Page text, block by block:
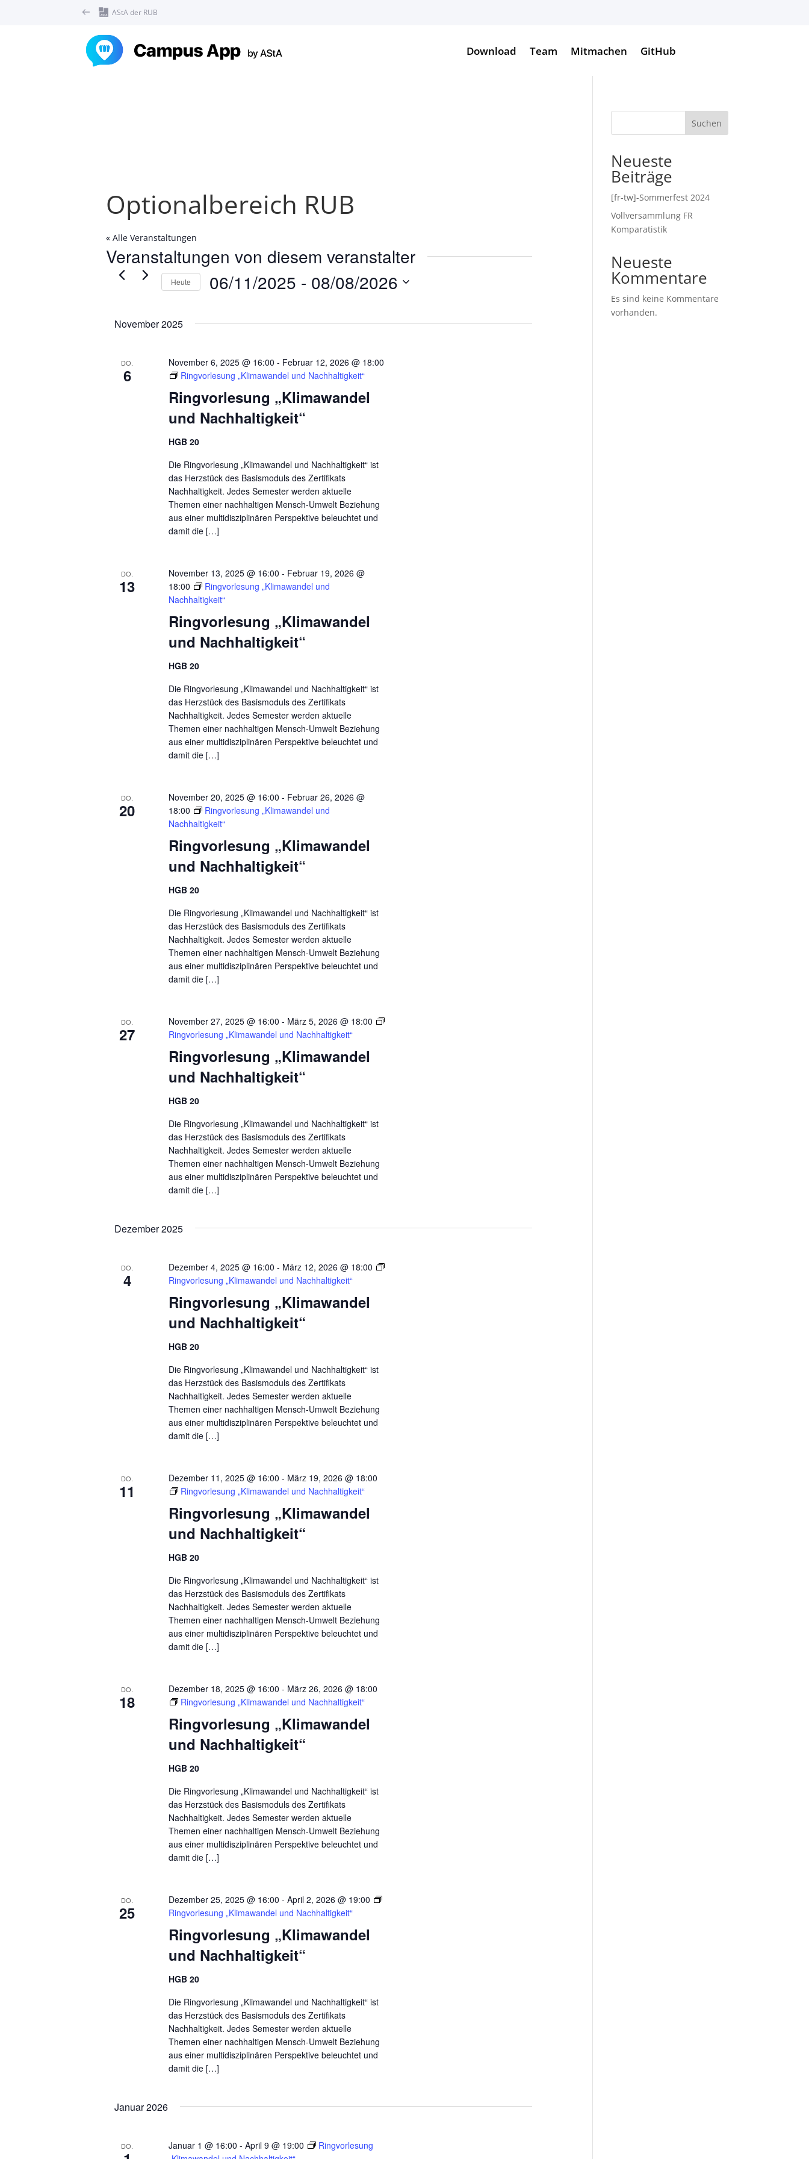
AStA der RUB
Download Team Mitmachen GitHub
Optionalbereich RUB
« Alle Veranstaltungen
Veranstaltungen von diesem veranstalter
Heute 06/11/2025 - 08/08/2026
November 2025
DO.
6
Ringvorlesung „Klimawandel
und Nachhaltigkeit“
November 6, 2025 @ 16:00 - Februar 12, 2026 @ 18:00
Ringvorlesung „Klimawandel und Nachhaltigkeit“
HGB 20
Die Ringvorlesung „Klimawandel und Nachhaltigkeit“ ist
das Herzstück des Basismoduls des Zertifikats
Nachhaltigkeit. Jedes Semester werden aktuelle
Themen einer nachhaltigen Mensch-Umwelt Beziehung
aus einer multidisziplinären Perspektive beleuchtet und
damit die […]
DO.
13
Ringvorlesung „Klimawandel
und Nachhaltigkeit“
November 13, 2025 @ 16:00 - Februar 19, 2026 @
18:00
Ringvorlesung „Klimawandel und
Nachhaltigkeit“
HGB 20
Die Ringvorlesung „Klimawandel und Nachhaltigkeit“ ist
das Herzstück des Basismoduls des Zertifikats
Nachhaltigkeit. Jedes Semester werden aktuelle
Themen einer nachhaltigen Mensch-Umwelt Beziehung
aus einer multidisziplinären Perspektive beleuchtet und
damit die […]
DO.
20
Ringvorlesung „Klimawandel
und Nachhaltigkeit“
November 20, 2025 @ 16:00 - Februar 26, 2026 @
18:00
Ringvorlesung „Klimawandel und
Nachhaltigkeit“
HGB 20
Die Ringvorlesung „Klimawandel und Nachhaltigkeit“ ist
das Herzstück des Basismoduls des Zertifikats
Nachhaltigkeit. Jedes Semester werden aktuelle
Themen einer nachhaltigen Mensch-Umwelt Beziehung
aus einer multidisziplinären Perspektive beleuchtet und
damit die […]
DO.
27
Ringvorlesung „Klimawandel
und Nachhaltigkeit“
November 27, 2025 @ 16:00 - März 5, 2026 @ 18:00
Ringvorlesung „Klimawandel und Nachhaltigkeit“
HGB 20
Die Ringvorlesung „Klimawandel und Nachhaltigkeit“ ist
das Herzstück des Basismoduls des Zertifikats
Nachhaltigkeit. Jedes Semester werden aktuelle
Themen einer nachhaltigen Mensch-Umwelt Beziehung
aus einer multidisziplinären Perspektive beleuchtet und
damit die […]
Dezember 2025
DO.
4
Ringvorlesung „Klimawandel
und Nachhaltigkeit“
Dezember 4, 2025 @ 16:00 - März 12, 2026 @ 18:00
Ringvorlesung „Klimawandel und Nachhaltigkeit“
HGB 20
Die Ringvorlesung „Klimawandel und Nachhaltigkeit“ ist
das Herzstück des Basismoduls des Zertifikats
Nachhaltigkeit. Jedes Semester werden aktuelle
Themen einer nachhaltigen Mensch-Umwelt Beziehung
aus einer multidisziplinären Perspektive beleuchtet und
damit die […]
DO.
11
Ringvorlesung „Klimawandel
und Nachhaltigkeit“
Dezember 11, 2025 @ 16:00 - März 19, 2026 @ 18:00
Ringvorlesung „Klimawandel und Nachhaltigkeit“
HGB 20
Die Ringvorlesung „Klimawandel und Nachhaltigkeit“ ist
das Herzstück des Basismoduls des Zertifikats
Nachhaltigkeit. Jedes Semester werden aktuelle
Themen einer nachhaltigen Mensch-Umwelt Beziehung
aus einer multidisziplinären Perspektive beleuchtet und
damit die […]
DO.
18
Ringvorlesung „Klimawandel
und Nachhaltigkeit“
Dezember 18, 2025 @ 16:00 - März 26, 2026 @ 18:00
Ringvorlesung „Klimawandel und Nachhaltigkeit“
HGB 20
Die Ringvorlesung „Klimawandel und Nachhaltigkeit“ ist
das Herzstück des Basismoduls des Zertifikats
Nachhaltigkeit. Jedes Semester werden aktuelle
Themen einer nachhaltigen Mensch-Umwelt Beziehung
aus einer multidisziplinären Perspektive beleuchtet und
damit die […]
DO.
25
Ringvorlesung „Klimawandel
und Nachhaltigkeit“
Dezember 25, 2025 @ 16:00 -April 2, 2026 @ 19:00
Ringvorlesung „Klimawandel und Nachhaltigkeit“
HGB 20
Die Ringvorlesung „Klimawandel und Nachhaltigkeit“ ist
das Herzstück des Basismoduls des Zertifikats
Nachhaltigkeit. Jedes Semester werden aktuelle
Themen einer nachhaltigen Mensch-Umwelt Beziehung
aus einer multidisziplinären Perspektive beleuchtet und
damit die […]
Januar 2026
DO. Januar 1 @ 16:00 -April 9 @ 19:00
Ringvorlesung
Suchen
Neueste
Beiträge
[fr-tw]-Sommerfest 2024
Vollversammlung FR
Komparatistik
Neueste
Kommentare
Es sind keine Kommentare
vorhanden.